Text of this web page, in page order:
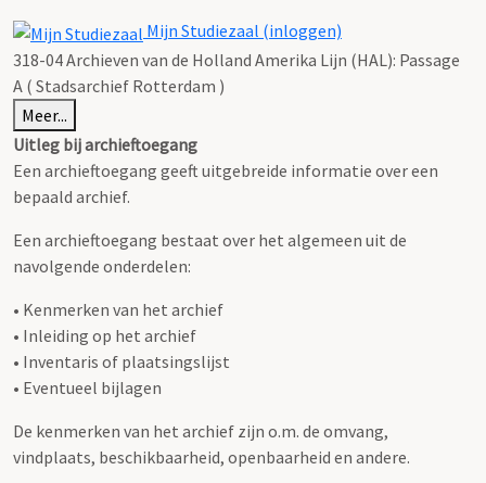
Mijn Studiezaal (inloggen)
318-04 Archieven van de Holland Amerika Lijn (HAL): Passage
A ( Stadsarchief Rotterdam )
Meer...
Uitleg bij archieftoegang
Een archieftoegang geeft uitgebreide informatie over een
bepaald archief.
Een archieftoegang bestaat over het algemeen uit de
navolgende onderdelen:
• Kenmerken van het archief
• Inleiding op het archief
• Inventaris of plaatsingslijst
• Eventueel bijlagen
De kenmerken van het archief zijn o.m. de omvang,
vindplaats, beschikbaarheid, openbaarheid en andere.